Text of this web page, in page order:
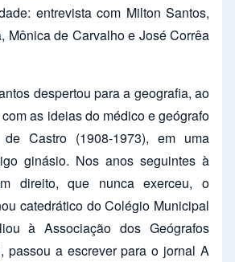
entrevista com Milton Santos,
Mônica de Carvalho e José Corrêa
despertou para a geografia, ao
as ideias do médico e geógrafo
Castro (1908-1973), em uma
ginásio. Nos anos seguintes à
direito, que nunca exerceu, o
catedrático do Colégio Municipal
à Associação dos Geógrafos
passou a escrever para o jornal A